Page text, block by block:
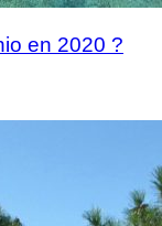
en 2020 ?